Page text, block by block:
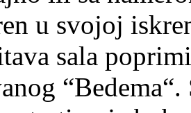
u svojoj
sala